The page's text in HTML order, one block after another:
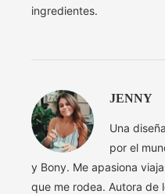
ingredientes.
JENNY
Una
por el
y Bony. Me apasiona
que me rodea. Autora de